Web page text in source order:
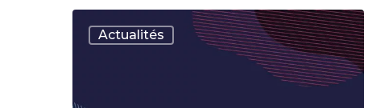
vie
Actualités